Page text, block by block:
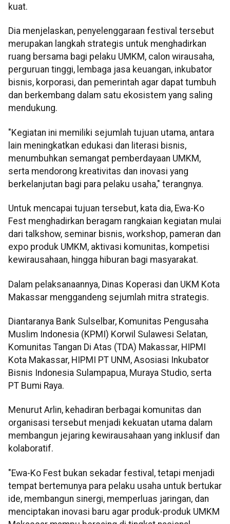
kuat.
Dia menjelaskan, penyelenggaraan festival tersebut
merupakan langkah strategis untuk menghadirkan
ruang bersama bagi pelaku UMKM, calon wirausaha,
perguruan tinggi, lembaga jasa keuangan, inkubator
bisnis, korporasi, dan pemerintah agar dapat tumbuh
dan berkembang dalam satu ekosistem yang saling
mendukung.
"Kegiatan ini memiliki sejumlah tujuan utama, antara
lain meningkatkan edukasi dan literasi bisnis,
menumbuhkan semangat pemberdayaan UMKM,
serta mendorong kreativitas dan inovasi yang
berkelanjutan bagi para pelaku usaha," terangnya.
Untuk mencapai tujuan tersebut, kata dia, Ewa-Ko
Fest menghadirkan beragam rangkaian kegiatan mulai
dari talkshow, seminar bisnis, workshop, pameran dan
expo produk UMKM, aktivasi komunitas, kompetisi
kewirausahaan, hingga hiburan bagi masyarakat.
Dalam pelaksanaannya, Dinas Koperasi dan UKM Kota
Makassar menggandeng sejumlah mitra strategis.
Diantaranya Bank Sulselbar, Komunitas Pengusaha
Muslim Indonesia (KPMI) Korwil Sulawesi Selatan,
Komunitas Tangan Di Atas (TDA) Makassar, HIPMI
Kota Makassar, HIPMI PT UNM, Asosiasi Inkubator
Bisnis Indonesia Sulampapua, Muraya Studio, serta
PT Bumi Raya.
Menurut Arlin, kehadiran berbagai komunitas dan
organisasi tersebut menjadi kekuatan utama dalam
membangun jejaring kewirausahaan yang inklusif dan
kolaboratif.
"Ewa-Ko Fest bukan sekadar festival, tetapi menjadi
tempat bertemunya para pelaku usaha untuk bertukar
ide, membangun sinergi, memperluas jaringan, dan
menciptakan inovasi baru agar produk-produk UMKM